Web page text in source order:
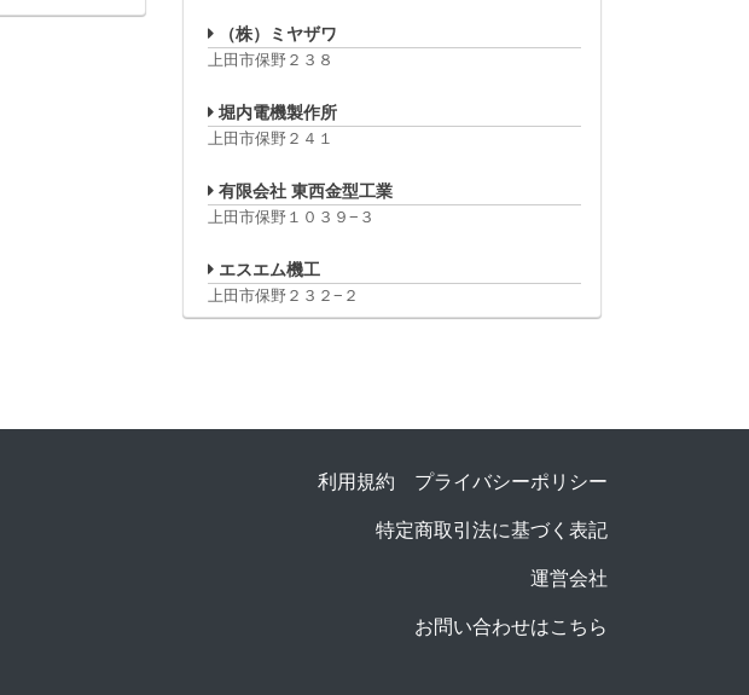
（株）ミヤザワ
上田市保野２３８
堀内電機製作所
上田市保野２４１
有限会社 東西金型工業
上田市保野１０３９−３
エスエム機工
上田市保野２３２−２
利用規約 プライバシーポリシー
特定商取引法に基づく表記
運営会社
お問い合わせはこちら